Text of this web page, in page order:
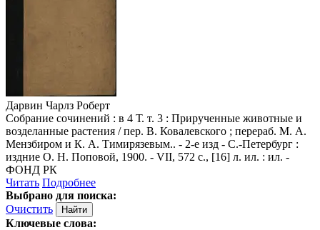
Дарвин Чарлз Роберт
Собрание сочинений : в 4 Т. т. 3 : Прирученные животные и
возделанные растения / пер. В. Ковалевского ; перераб. М. А.
Мензбиром и К. А. Тимирязевым.. - 2-е изд - С.-Петербург :
издние О. Н. Поповой, 1900. - VII, 572 с., [16] л. ил. : ил. -
ФОНД РК
Читать Подробнее
Выбрано для поиска:
Очистить
Ключевые слова: